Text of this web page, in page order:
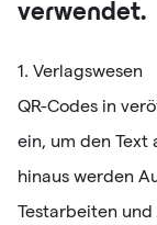
verwendet.
1. Verlagswesen
QR-Codes in
ein, um den Text
hinaus werden
Testarbeiten